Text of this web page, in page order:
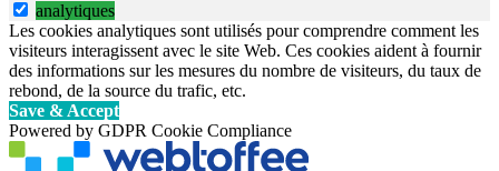
analytiques
Les cookies analytiques sont utilisés pour comprendre comment les
visiteurs interagissent avec le site Web. Ces cookies aident à fournir
des informations sur les mesures du nombre de visiteurs, du taux de
rebond, de la source du trafic, etc.
Save & Accept
Powered by GDPR Cookie Compliance